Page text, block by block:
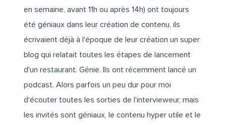
en semaine, avant 11h ou après 14h) ont toujours
été géniaux dans leur création de contenu, ils
écrivaient déjà à l'époque de leur création un super
blog qui relatait toutes les étapes de lancement
d'un restaurant. Génie. Ils ont récemment lancé un
podcast. Alors parfois un peu dur pour moi
d'écouter toutes les sorties de l'intervieweur, mais
les invités sont géniaux, le contenu hyper utile et le